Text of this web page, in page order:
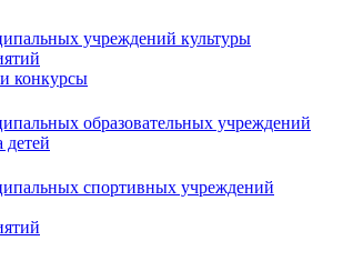
учреждений культуры
конкурсы
образовательных учреждений
детей
спортивных учреждений